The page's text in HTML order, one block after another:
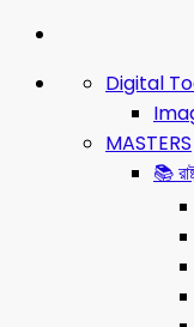
Digital
MASTERS
📚